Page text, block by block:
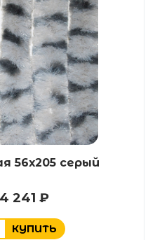
56х205 серый
4 241 ₽
КУПИТЬ